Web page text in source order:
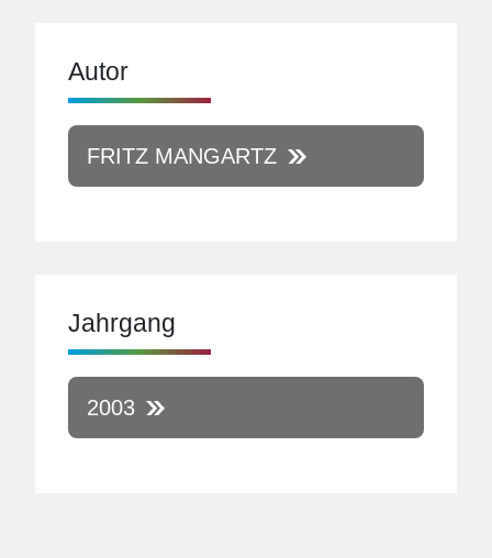
Autor
FRITZ MANGARTZ
Jahrgang
2003